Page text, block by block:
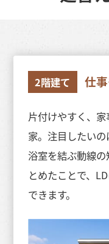
2階建て 仕
片付けやすく、
家。注目したいの
浴室を結ぶ動線
とめたことで、
できます。